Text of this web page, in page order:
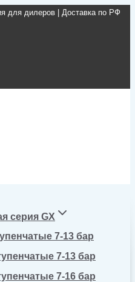
для дилеров | Доставка по РФ
серия GX
7-13 бар
7-13 бар
7-16 бар